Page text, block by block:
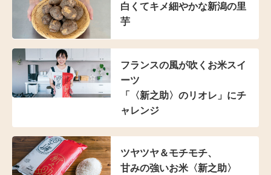
白くてキメ細やかな新潟の里
芋
フランスの風が吹く お米スイ
ーツ
「〈新之助〉のリオレ」にチ
ャレンジ
ツヤツヤ＆モチモチ、
甘みの強いお米〈新之助〉